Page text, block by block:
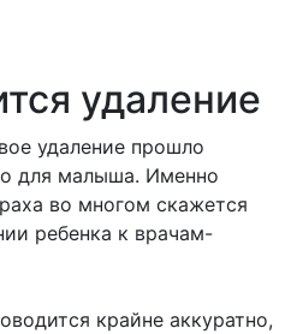
удаление
удаление прошло
для малыша. Именно
во многом скажется
ребенка к врачам-
крайне аккуратно,